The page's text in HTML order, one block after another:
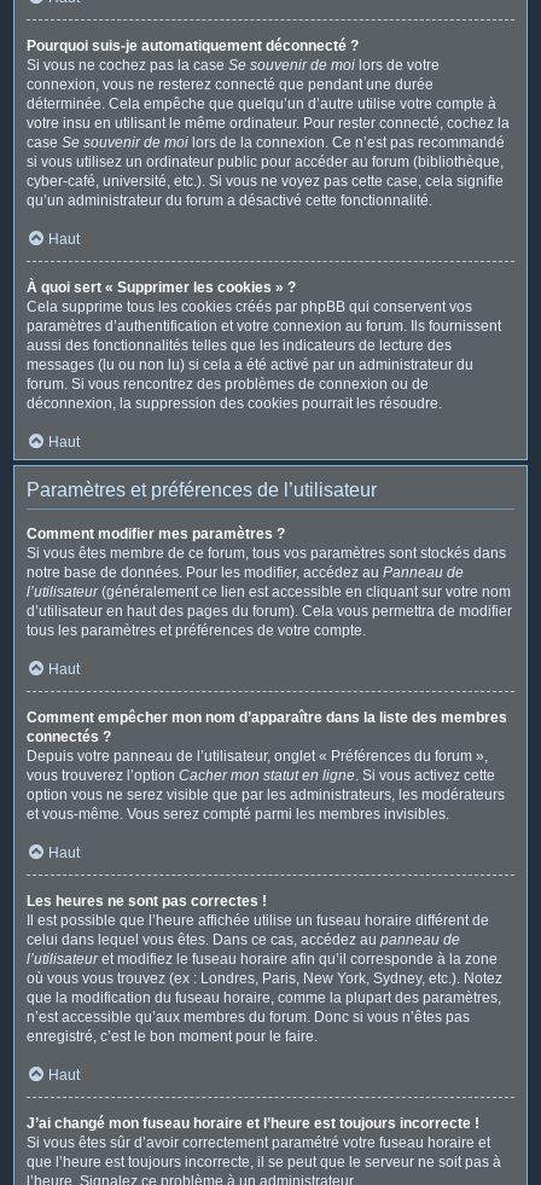
Pourquoi suis-je automatiquement déconnecté ?
Si vous ne cochez pas la case Se souvenir de moi lors de votre
connexion, vous ne resterez connecté que pendant une durée
déterminée. Cela empêche que quelqu’un d’autre utilise votre compte à
votre insu en utilisant le même ordinateur. Pour rester connecté, cochez la
case Se souvenir de moi lors de la connexion. Ce n’est pas recommandé
si vous utilisez un ordinateur public pour accéder au forum (bibliothèque,
cyber-café, université, etc.). Si vous ne voyez pas cette case, cela signifie
qu’un administrateur du forum a désactivé cette fonctionnalité.
Haut
À quoi sert « Supprimer les cookies » ?
Cela supprime tous les cookies créés par phpBB qui conservent vos
paramètres d’authentification et votre connexion au forum. Ils fournissent
aussi des fonctionnalités telles que les indicateurs de lecture des
messages (lu ou non lu) si cela a été activé par un administrateur du
forum. Si vous rencontrez des problèmes de connexion ou de
déconnexion, la suppression des cookies pourrait les résoudre.
Haut
Paramètres et préférences de l’utilisateur
Comment modifier mes paramètres ?
Si vous êtes membre de ce forum, tous vos paramètres sont stockés dans
notre base de données. Pour les modifier, accédez au Panneau de
l’utilisateur(généralement ce lien est accessible en cliquant sur votre nom
d’utilisateur en haut des pages du forum). Cela vous permettra de modifier
tous les paramètres et préférences de votre compte.
Haut
Comment empêcher mon nom d’apparaître dans la liste des membres
connectés ?
Depuis votre panneau de l’utilisateur, onglet « Préférences du forum »,
vous trouverez l’option Cacher mon statut en ligne. Si vous activez cette
option vous ne serez visible que par les administrateurs, les modérateurs
et vous-même. Vous serez compté parmi les membres invisibles.
Haut
Les heures ne sont pas correctes !
Il est possible que l’heure affichée utilise un fuseau horaire différent de
celui dans lequel vous êtes. Dans ce cas, accédez au panneau de
l’utilisateuret modifiez le fuseau horaire afin qu’il corresponde à la zone
où vous vous trouvez (ex : Londres, Paris, New York, Sydney, etc.). Notez
que la modification du fuseau horaire, comme la plupart des paramètres,
n’est accessible qu’aux membres du forum. Donc si vous n’êtes pas
enregistré, c’est le bon moment pour le faire.
Haut
J’ai changé mon fuseau horaire et l’heure est toujours incorrecte !
Si vous êtes sûr d’avoir correctement paramétré votre fuseau horaire et
que l’heure est toujours incorrecte, il se peut que le serveur ne soit pas à
l’heure. Signalez ce problème à un administrateur.